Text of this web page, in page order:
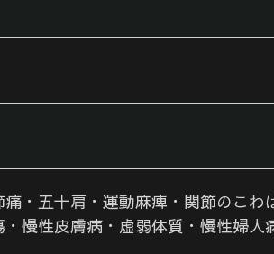
・五十肩・運動麻痺・関節のこ
慢性皮膚病・虚弱体質・慢性婦人